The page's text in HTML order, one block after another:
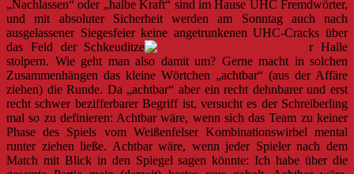
„Nachlassen“ oder „halbe Kraft“ sind im Hause UHC Fremdwörter,
und mit absoluter Sicherheit werden am Sonntag auch nach
ausgelassener Siegesfeier keine angetrunkenen UHC-Cracks über
das Feld der Schkeuditze
r Halle
stolpern. Wie geht man also damit um? Gerne macht in solchen
Zusammenhängen das kleine Wörtchen „achtbar“ (aus der Affäre
ziehen) die Runde. Da „achtbar“ aber ein recht dehnbarer und erst
recht schwer bezifferbarer Begriff ist, versucht es der Schreiberling
mal so zu definieren: Achtbar wäre, wenn sich das Team zu keiner
Phase des Spiels vom Weißenfelser Kombinationswirbel mental
runter ziehen ließe. Achtbar wäre, wenn jeder Spieler nach dem
Match mit Blick in den Spiegel sagen könnte: Ich habe über die